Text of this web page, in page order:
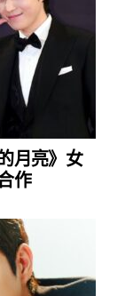
月亮》女
作